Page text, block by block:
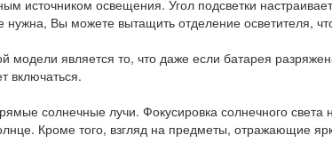
источником освещения. Угол подсветки
нужна, Вы можете вытащить отделение осветителя,
модели является то, что даже если батарея
включаться.
солнечные лучи. Фокусировка солнечного света
Кроме того, взгляд на предметы, отражающие